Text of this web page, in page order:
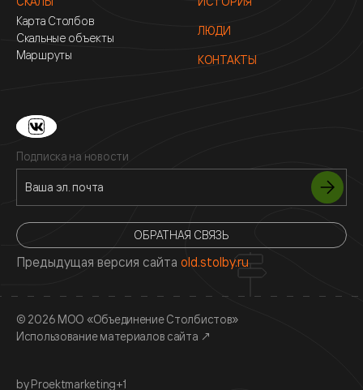
Карта Столбов
Скальные объекты
Маршруты
ЛЮДИ
КОНТАКТЫ
Подписка на новости
ОБРАТНАЯ СВЯЗЬ
Предыдущая версия сайта old.stolby.ru
© 2026 МОО «Объединение Столбистов»
Использование материалов сайта ↗
by Proektmarketing+1